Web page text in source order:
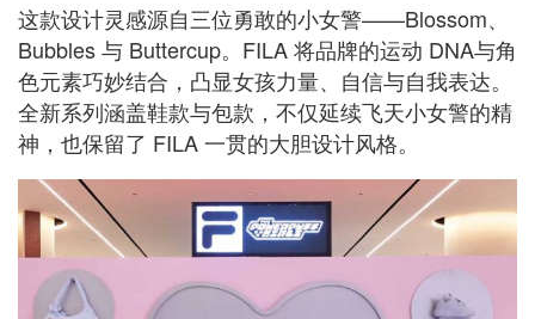
这款设计灵感源自三位勇敢的小女警——Blossom、
Bubbles 与 Buttercup。FILA 将品牌的运动 DNA与角
色元素巧妙结合，凸显女孩力量、自信与自我表达。
全新系列涵盖鞋款与包款，不仅延续飞天小女警的精
神，也保留了 FILA 一贯的大胆设计风格。